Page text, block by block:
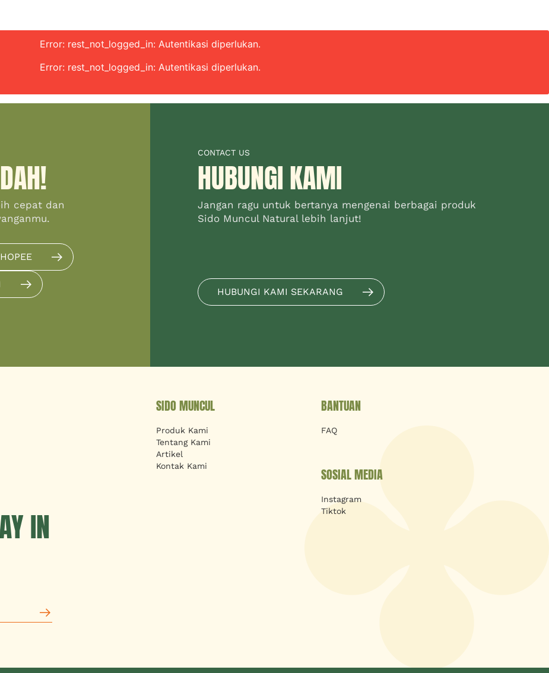
Error: rest_not_logged_in: Autentikasi diperlukan.
Error: rest_not_logged_in: Autentikasi diperlukan.
cepat dan
CONTACT US
HUBUNGI KAMI
Jangan ragu untuk bertanya mengenai berbagai produk
Sido Muncul Natural lebih lanjut!
HUBUNGI KAMI SEKARANG
IN
SIDO MUNCUL
Produk Kami
Tentang Kami
Artikel
Kontak Kami
BANTUAN
FAQ
SOSIAL MEDIA
Instagram
Tiktok